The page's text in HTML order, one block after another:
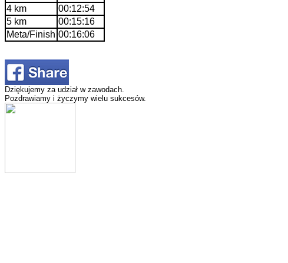
4 km
00:12:54
5 km
00:15:16
Meta/Finish 00:16:06
Dziękujemy za udział w zawodach.
Pozdrawiamy i życzymy wielu sukcesów.